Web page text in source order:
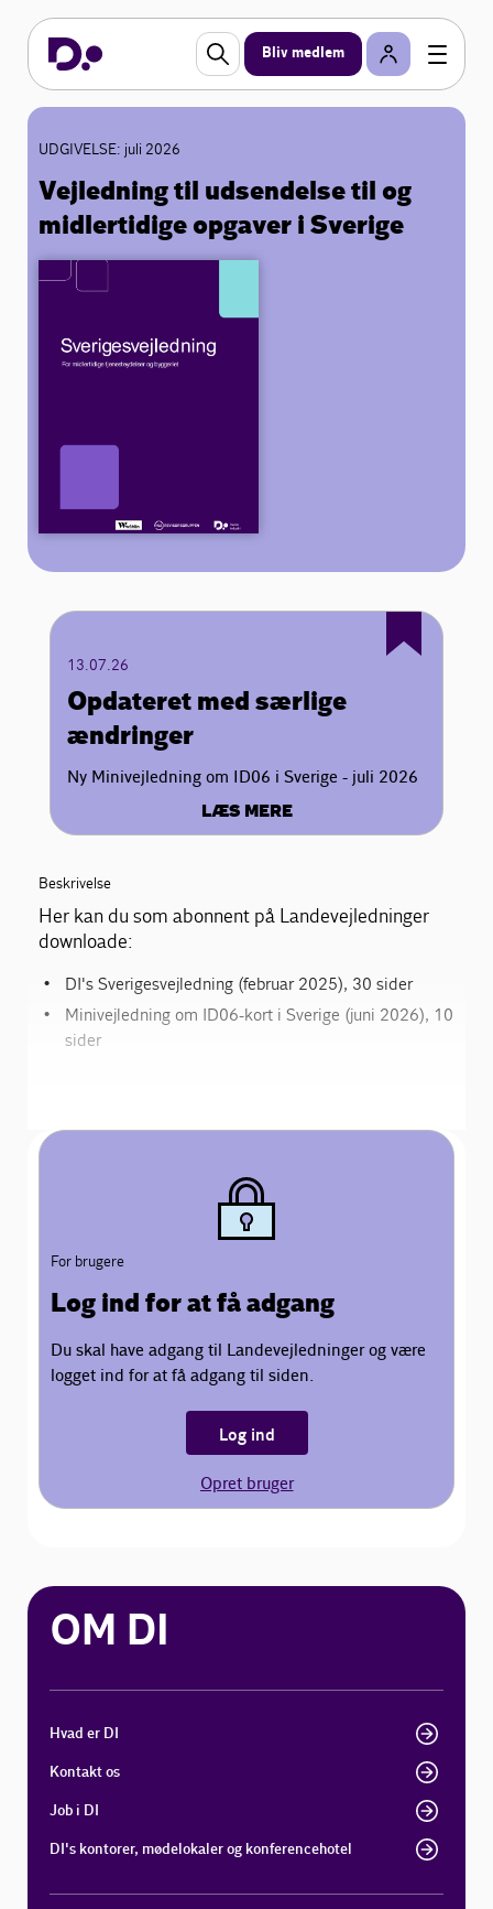
Bliv medlem
UDGIVELSE: juli 2026
Vejledning til udsendelse til og
midlertidige opgaver i Sverige
13.07.26
Opdateret med særlige
ændringer
Ny Minivejledning om ID06 i Sverige - juli 2026
LÆS MERE
Beskrivelse
Her kan du som abonnent på Landevejledninger
downloade:
DI's Sverigesvejledning (februar 2025), 30 sider
Minivejledning om ID06-kort i Sverige (juni 2026), 10
sider
For brugere
Log ind for at få adgang
Du skal have adgang til Landevejledninger og være
logget ind for at få adgang til siden.
Log ind
Opret bruger
OM DI
Hvad er DI
Kontakt os
Job i DI
DI's kontorer, mødelokaler og konferencehotel